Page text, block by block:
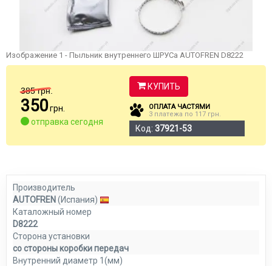
Изображение 1 - Пыльник внутреннего ШРУСа AUTOFREN D8222
385 грн.
350грн.
отправка сегодня
КУПИТЬ
ОПЛАТА ЧАСТЯМИ
3 платежа по 117 грн.
Код: 37921-53
Производитель
AUTOFREN(Испания)
Каталожный номер
D8222
Сторона установки
со стороны коробки передач
Внутренний диаметр 1(мм)